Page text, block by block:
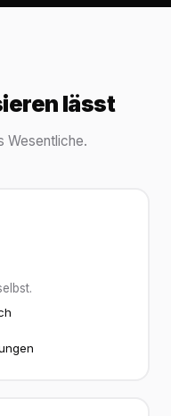
lässt
Wesentliche.